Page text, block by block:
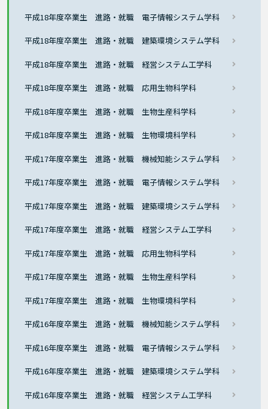
平成18年度卒業生 進路・就職 電子情報システム学科
平成18年度卒業生 進路・就職 建築環境システム学科
平成18年度卒業生 進路・就職 経営システム工学科
平成18年度卒業生 進路・就職 応用生物科学科
平成18年度卒業生 進路・就職 生物生産科学科
平成18年度卒業生 進路・就職 生物環境科学科
平成17年度卒業生 進路・就職 機械知能システム学科
平成17年度卒業生 進路・就職 電子情報システム学科
平成17年度卒業生 進路・就職 建築環境システム学科
平成17年度卒業生 進路・就職 経営システム工学科
平成17年度卒業生 進路・就職 応用生物科学科
平成17年度卒業生 進路・就職 生物生産科学科
平成17年度卒業生 進路・就職 生物環境科学科
平成16年度卒業生 進路・就職 機械知能システム学科
平成16年度卒業生 進路・就職 電子情報システム学科
平成16年度卒業生 進路・就職 建築環境システム学科
平成16年度卒業生 進路・就職 経営システム工学科